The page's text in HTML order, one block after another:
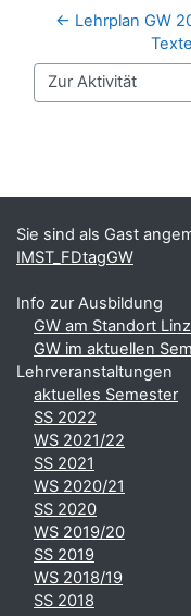
← Lehrplan GW
Zur Aktivität
Sie sind als Gast
IMST_FDtagGW
Info zur Ausbildung
GW am Standort Linz
GW im aktuellen
Lehrveranstaltungen
aktuelles Semester
SS 2022
WS 2021/22
SS 2021
WS 2020/21
SS 2020
WS 2019/20
SS 2019
WS 2018/19
SS 2018